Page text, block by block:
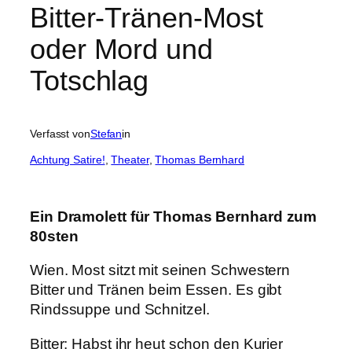
Bitter-Tränen-Most
oder Mord und
Totschlag
Verfasst vonStefanin
Achtung Satire! , Theater, Thomas Bernhard
Ein Dramolett für Thomas Bernhard zum
80sten
Wien. Most sitzt mit seinen Schwestern
Bitter und Tränen beim Essen. Es gibt
Rindssuppe und Schnitzel.
Bitter: Habst ihr heut schon den Kurier